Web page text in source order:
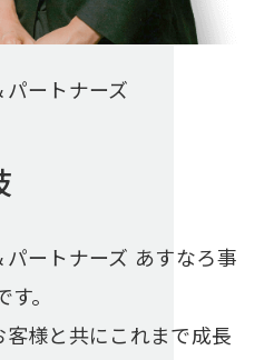
ートナーズ
ートナーズ あすなろ事
。
様と共にこれまで成長